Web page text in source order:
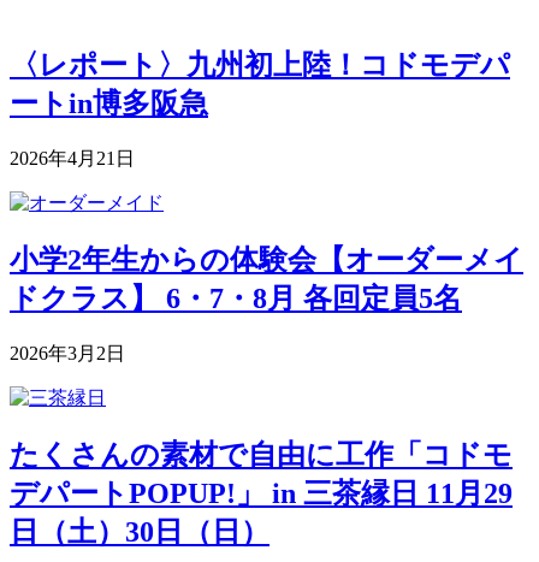
〈レポート〉九州初上陸！コドモデパ
ートin博多阪急
2026年4月21日
小学2年生からの体験会【オーダーメイ
ドクラス】 6・7・8月 各回定員5名
2026年3月2日
たくさんの素材で自由に工作「コドモ
デパートPOPUP!」 in 三茶縁日 11月29
日（土）30日（日）